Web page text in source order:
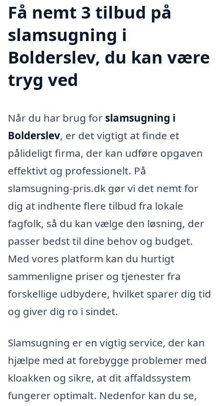
Få nemt 3 tilbud på
slamsugning i
Bolderslev, du kan være
tryg ved
Når du har brug for slamsugning i
Bolderslev, er det vigtigt at finde et
pålideligt firma, der kan udføre opgaven
effektivt og professionelt. På
slamsugning-pris.dk gør vi det nemt for
dig at indhente flere tilbud fra lokale
fagfolk, så du kan vælge den løsning, der
passer bedst til dine behov og budget.
Med vores platform kan du hurtigt
sammenligne priser og tjenester fra
forskellige udbydere, hvilket sparer dig tid
og giver dig ro i sindet.
Slamsugning er en vigtig service, der kan
hjælpe med at forebygge problemer med
kloakken og sikre, at dit affaldssystem
fungerer optimalt. Nedenfor kan du se,